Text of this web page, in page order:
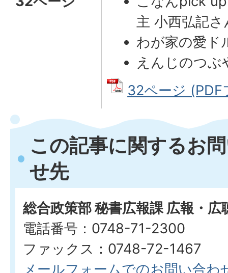
主 小西弘記さ
わが家の愛ド
えんじのつぶ
32ページ (PDF
この記事に関するお
せ先
総合政策部 秘書広報課 広報・広
電話番号：0748-71-2300
ファックス：0748-72-1467
メールフォームでのお問い合わ